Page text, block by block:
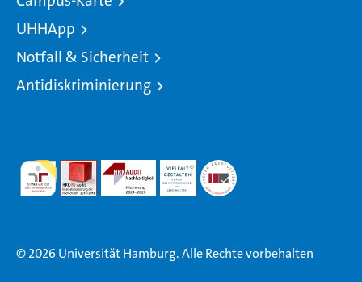
UHHApp
Notfall & Sicherheit
Antidiskriminierung
© 2026 Universität Hamburg. Alle Rechte vorbehalten